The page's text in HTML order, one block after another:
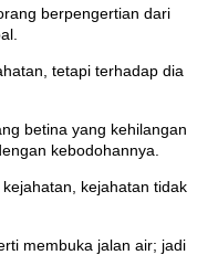
berpengertian dari
tetapi terhadap dia
betina yang kehilangan
kebodohannya.
kejahatan tidak
membuka jalan air; jadi